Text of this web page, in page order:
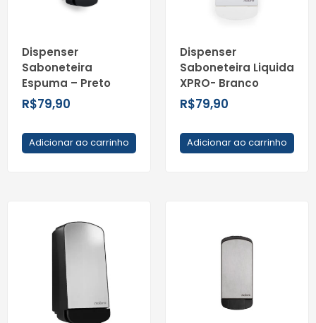
Dispenser
Saboneteira
Espuma – Preto
R$79,90
Adicionar ao carrinho
Dispenser
Saboneteira Liquida
XPRO- Branco
R$79,90
Adicionar ao carrinho